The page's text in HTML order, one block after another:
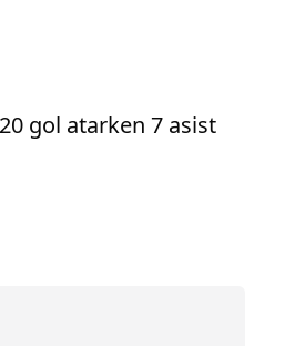
gol atarken 7 asist